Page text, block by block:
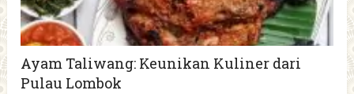
Ayam Taliwang: Keunikan Kuliner dari
Pulau Lombok